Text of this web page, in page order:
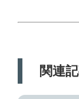
関連